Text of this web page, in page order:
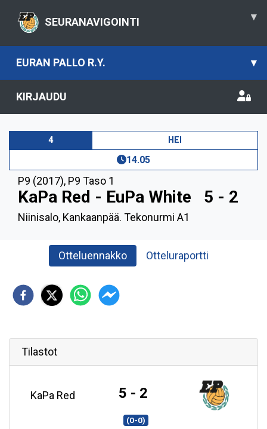
SEURANAVIGOINTI ▾
EURAN PALLO R.Y. ▾
KIRJAUDU
4 HEI
14.05
P9 (2017), P9 Taso 1
KaPa Red - EuPa White 5 - 2
Niinisalo, Kankaanpää. Tekonurmi A1
Otteluennakko Otteluraportti
Tilastot
KaPa Red 5 - 2
(0-0)